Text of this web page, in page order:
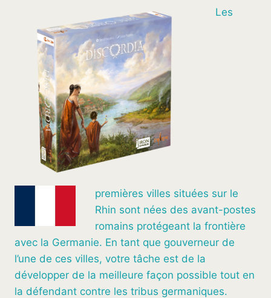
Les
premières villes situées sur le
Rhin sont nées des avant-postes
romains protégeant la frontière
avec la Germanie. En tant que gouverneur de
l’une de ces villes, votre tâche est de la
développer de la meilleure façon possible tout en
la défendant contre les tribus germaniques.